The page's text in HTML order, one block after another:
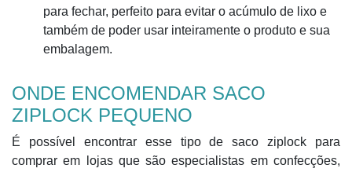
para fechar, perfeito para evitar o acúmulo de lixo e
também de poder usar inteiramente o produto e sua
embalagem.
ONDE ENCOMENDAR SACO
ZIPLOCK PEQUENO
É possível encontrar esse tipo de saco ziplock para
comprar em lojas que são especialistas em confecções,